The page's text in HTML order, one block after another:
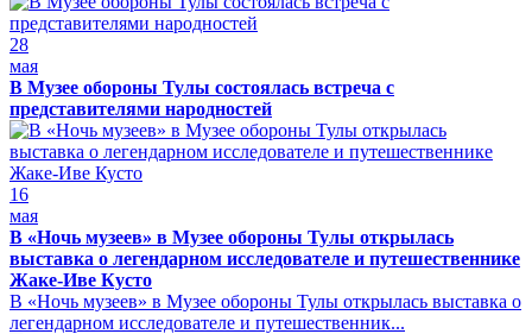
28
мая
В Музее обороны Тулы состоялась встреча с
представителями народностей
16
мая
В «Ночь музеев» в Музее обороны Тулы открылась
выставка о легендарном исследователе и путешественнике
Жаке-Иве Кусто
В «Ночь музеев» в Музее обороны Тулы открылась выставка о
легендарном исследователе и путешественник...